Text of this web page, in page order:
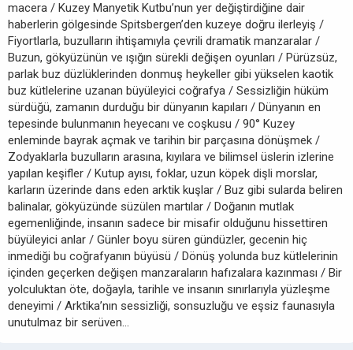
macera / Kuzey Manyetik Kutbu’nun yer değiştirdiğine dair
haberlerin gölgesinde Spitsbergen’den kuzeye doğru ilerleyiş /
Fiyortlarla, buzulların ihtişamıyla çevrili dramatik manzaralar /
Buzun, gökyüzünün ve ışığın sürekli değişen oyunları / Pürüzsüz,
parlak buz düzlüklerinden donmuş heykeller gibi yükselen kaotik
buz kütlelerine uzanan büyüleyici coğrafya / Sessizliğin hüküm
sürdüğü, zamanın durduğu bir dünyanın kapıları / Dünyanın en
tepesinde bulunmanın heyecanı ve coşkusu / 90° Kuzey
enleminde bayrak açmak ve tarihin bir parçasına dönüşmek /
Zodyaklarla buzulların arasına, kıyılara ve bilimsel üslerin izlerine
yapılan keşifler / Kutup ayısı, foklar, uzun köpek dişli morslar,
karların üzerinde dans eden arktik kuşlar / Buz gibi sularda beliren
balinalar, gökyüzünde süzülen martılar / Doğanın mutlak
egemenliğinde, insanın sadece bir misafir olduğunu hissettiren
büyüleyici anlar / Günler boyu süren gündüzler, gecenin hiç
inmediği bu coğrafyanın büyüsü / Dönüş yolunda buz kütlelerinin
içinden geçerken değişen manzaraların hafızalara kazınması / Bir
yolculuktan öte, doğayla, tarihle ve insanın sınırlarıyla yüzleşme
deneyimi / Arktika’nın sessizliği, sonsuzluğu ve eşsiz faunasıyla
unutulmaz bir serüven…